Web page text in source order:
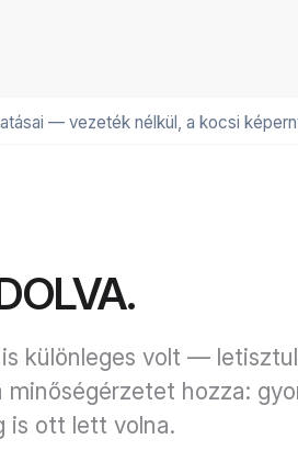
— vezeték nélkül, a kocsi
különleges volt —
hozza:
is ott lett volna.